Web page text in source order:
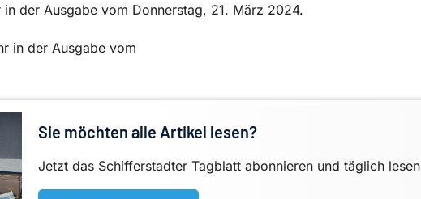
der Ausgabe vom Donnerstag, 21. März 2024.
in der Ausgabe vom
Sie möchten alle Artikel lesen?
Jetzt das Schifferstadter Tagblatt abonnieren und täglich lesen